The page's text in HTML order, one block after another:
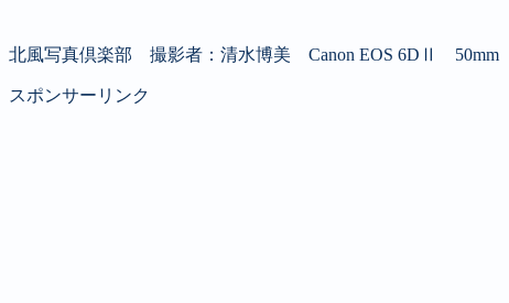
北風写真倶楽部 撮影者：清水博美 Canon EOS 6DⅡ 50mm
スポンサーリンク